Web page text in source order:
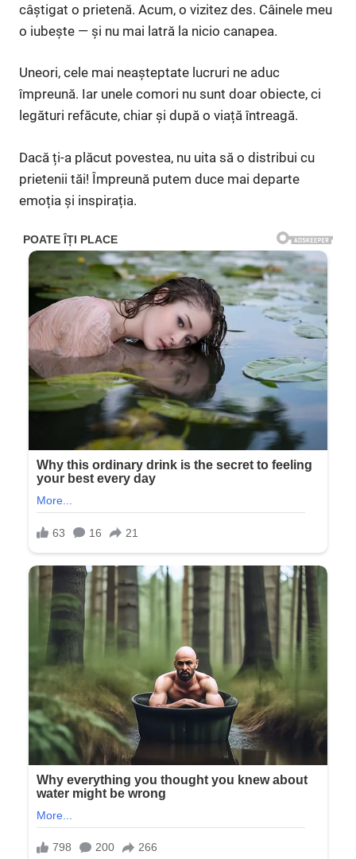
câștigat o prietenă. Acum, o vizitez des. Câinele meu
o iubește — și nu mai latră la nicio canapea.
Uneori, cele mai neașteptate lucruri ne aduc
împreună. Iar unele comori nu sunt doar obiecte, ci
legături refăcute, chiar și după o viață întreagă.
Dacă ți-a plăcut povestea, nu uita să o distribui cu
prietenii tăi! Împreună putem duce mai departe
emoția și inspirația.